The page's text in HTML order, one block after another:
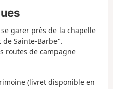
garer près de la chapelle
Sainte-Barbe".
routes de campagne
(livret disponible en